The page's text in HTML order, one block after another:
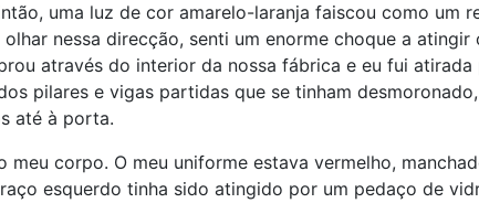
uma luz de cor amarelo-laranja faiscou como um
nessa direcção, senti um enorme choque a
através do interior da nossa fábrica e eu fui
pilares e vigas partidas que se tinham
até à porta.
meu corpo. O meu uniforme estava vermelho,
esquerdo tinha sido atingido por um pedaço de